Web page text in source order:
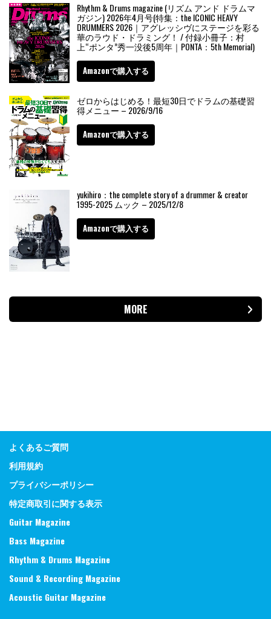
Rhythm & Drums magazine (リズム アンド ドラムマ
ガジン) 2026年4月号(特集：the ICONIC HEAVY
DRUMMERS 2026｜アグレッシヴにステージを彩る
華のラウド・ドラミング！ / 付録小冊子：村
上“ポンタ”秀一没後5周年｜PONTA：5th Memorial)
Amazonで購入する
ゼロからはじめる！最短30日でドラムの基礎習
得メニュー – 2026/9/16
Amazonで購入する
yukihiro：the complete story of a drummer & creator
1995-2025 ムック – 2025/12/8
Amazonで購入する
MORE
よくあるご質問
利用規約
プライバシーポリシー
特定商取引に関する表示
Guitar Magazine
Bass Magazine
Rhythm & Drums Magazine
Sound & Recording Magazine
Acoustic Guitar Magazine